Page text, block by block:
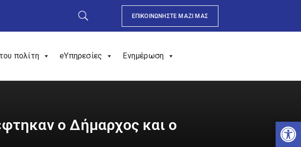
ΕΠΙΚΟΙΝΩΝΗΣΤΕ ΜΑΖΙ ΜΑΣ
πολίτη eΥπηρεσίες Ενημέρωση
ο Δήμαρχος και ο